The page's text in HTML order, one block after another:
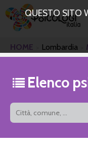
QUESTO SITO
HOME Lombardia
Elenco